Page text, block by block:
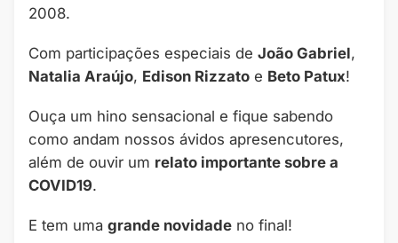
2008.
Com participações especiais de João Gabriel,
Natalia Araújo, Edison Rizzato e Beto Patux!
Ouça um hino sensacional e fique sabendo
como andam nossos ávidos apresencutores,
além de ouvir um relato importante sobre a
COVID19.
E tem uma grande novidade no final!